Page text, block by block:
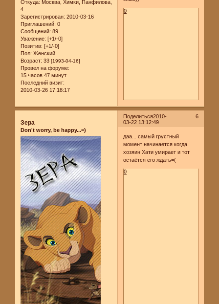
Откуда: Москва, Химки, Панфилова,
4
Зарегистрирован: 2010-03-16
Приглашений: 0
Сообщений: 89
Уважение: [+1/-0]
Позитив: [+1/-0]
Пол: Женский
Возраст: 33 [1993-04-16]
Провел на форуме:
15 часов 47 минут
Последний визит:
2010-03-26 17:18:17
0
Поделиться 6
2010-
03-22 13:12:49
Зера
Don't worry, be happy...=)
даа... самый грустный
момент начинается когда
хозяин Хати умирает и тот
остаётся его ждать=(
0